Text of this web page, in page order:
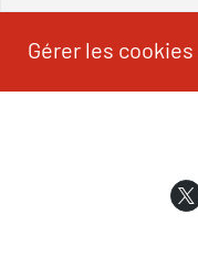
Gérer les cookies